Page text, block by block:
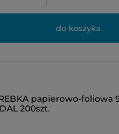
do koszyka
papierowo-foliowa
200szt.